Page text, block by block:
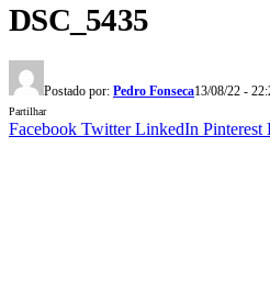
DSC_5435
Postado por: Pedro Fonseca13/08/22 -
Partilhar
Facebook Twitter LinkedIn Pinterest